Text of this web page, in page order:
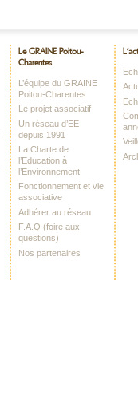
Le GRAINE Poitou-
Charentes
L’équipe du GRAINE
Poitou-Charentes
Le projet associatif
Un réseau d’EE
depuis 1991
La Charte de
l’Education à
l’Environnement
Fonctionnement et vie
associative
Adhérer au réseau
F.A.Q (foire aux
questions)
Nos partenaires